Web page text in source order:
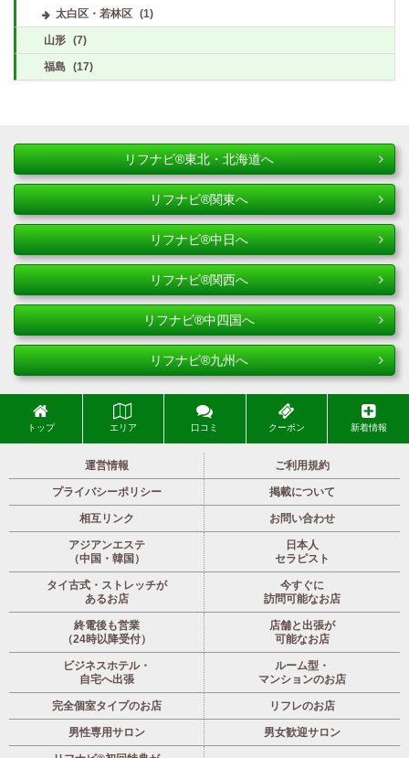
太白区・若林区
(1)
山形 (7)
福島 (17)
リフナビ®東北・北海道へ
リフナビ®関東へ
リフナビ®中日へ
リフナビ®関西へ
リフナビ®中四国へ
リフナビ®九州へ
トップ エリア 口コミ クーポン 新着情報
運営情報 ご利用規約
プライバシーポリシー 掲載について
相互リンク お問い合わせ
アジアンエステ
（中国・韓国）
日本人
セラピスト
タイ古式・ストレッチが
あるお店
今すぐに
訪問可能なお店
終電後も営業
（24時以降受付）
店舗と出張が
可能なお店
ビジネスホテル・
自宅へ出張
ルーム型・
マンションのお店
完全個室タイプのお店 リフレのお店
男性専用サロン 男女歓迎サロン